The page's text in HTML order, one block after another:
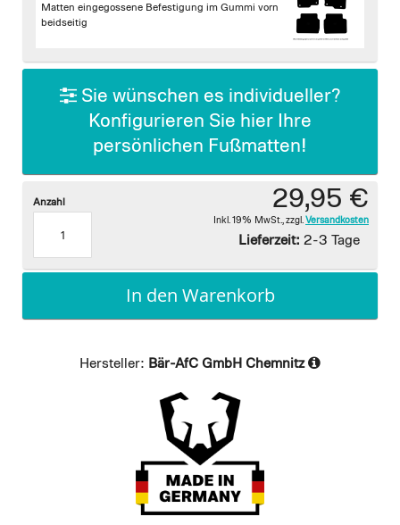
gallery
Matten eingegossene Befestigung im Gummi vorn
beidseitig
Sie wünschen es individueller?
Konfigurieren Sie hier Ihre
persönlichen Fußmatten!
29,95 €
Inkl. 19% MwSt. zzgl. Versandkosten
Lieferzeit: 2-3 Tage
Anzahl
In den Warenkorb
Hersteller: Bär-AfC GmbH Chemnitz